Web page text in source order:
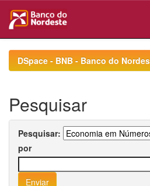
navigationDSpace - BNB - Banco do
Pesquisar
Pesquisar:
por